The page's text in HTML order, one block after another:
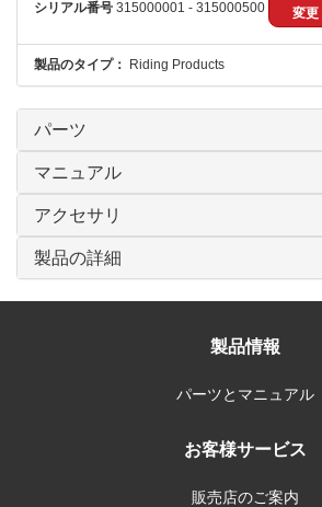
シリアル番号 315000001 - 315000500 変更
製品のタイプ： Riding Products
パーツ
マニュアル
アクセサリ
製品の詳細
製品情報
パーツとマニュアル
お客様サービス
販売店のご案内